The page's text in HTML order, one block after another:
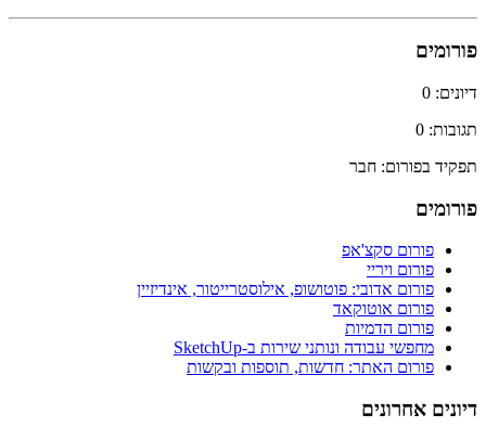
פורומים
דיונים: 0
תגובות: 0
תפקיד בפורום: חבר
פורומים
פורום סקצ'אפ
פורום ויריי
פורום אדובי: פוטושופ, אילוסטרייטור, אינדיזיין
פורום אוטוקאד
פורום הדמיות
מחפשי עבודה ונותני שירות ב-SketchUp
פורום האתר: חדשות, תוספות ובקשות
דיונים אחרונים